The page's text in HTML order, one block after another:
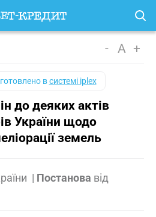
- A +
всистемі iplex
до деяких актів
України щодо
земель
| Постанова від